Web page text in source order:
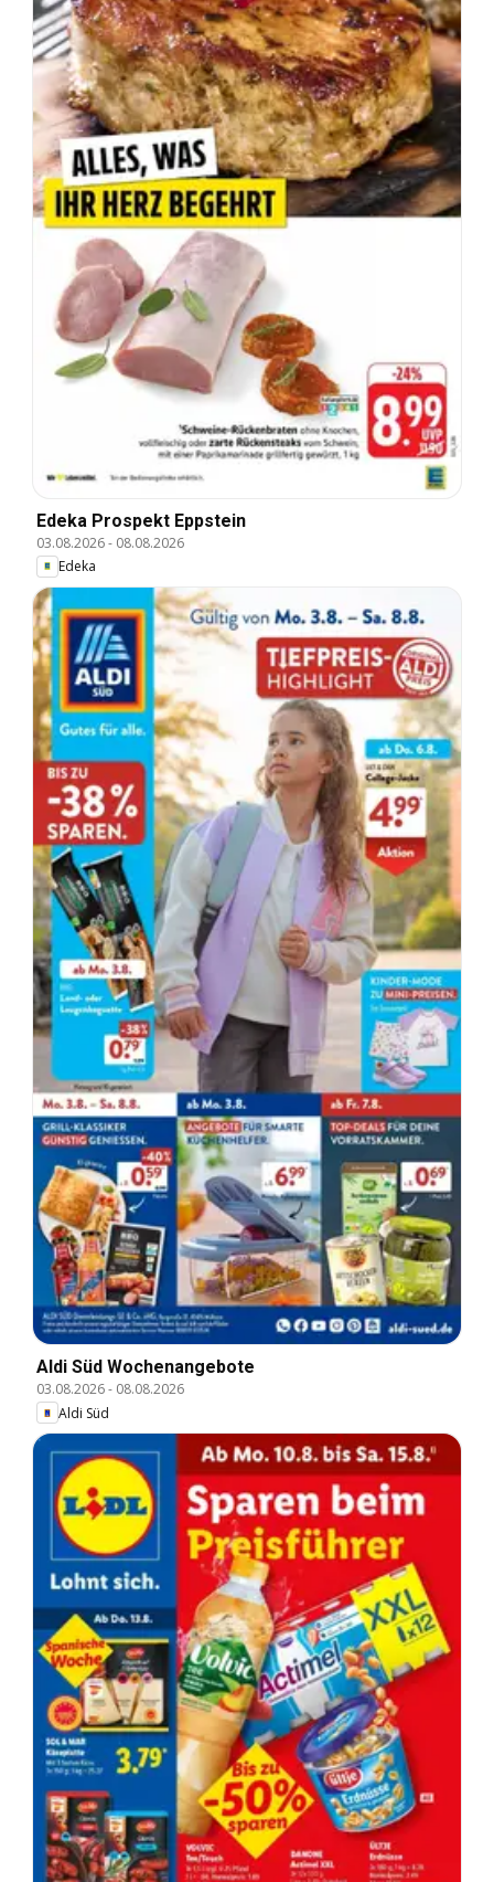
Edeka Prospekt Eppstein
03.08.2026- 08.08.2026
Edeka
Aldi Süd Wochenangebote
03.08.2026- 08.08.2026
Aldi Süd